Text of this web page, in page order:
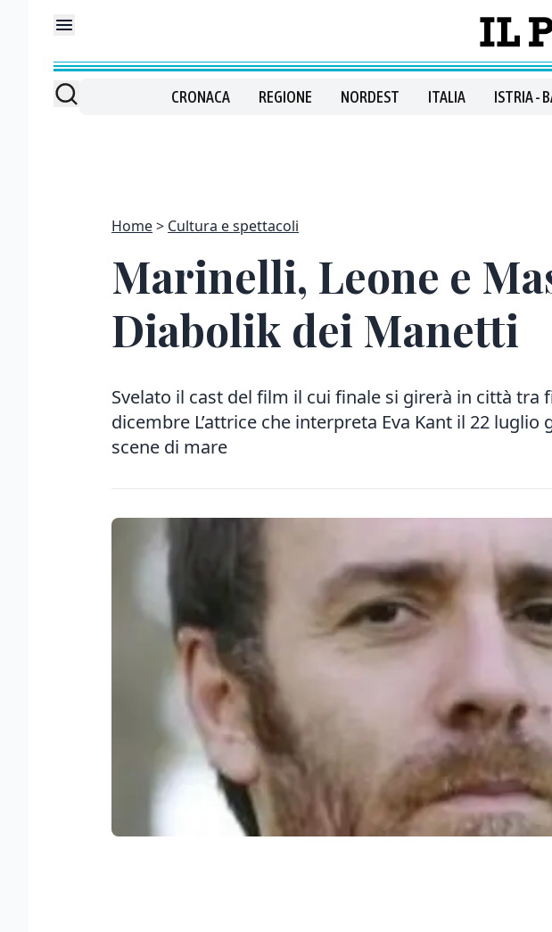
CRONACA REGIONE NORDEST ITALIA ISTRIA -
Home Cultura e spettacoli
Marinelli, Leone e
Diabolik dei Manetti
Svelato il cast del film il cui finale si girerà in città tra
dicembre L’attrice che interpreta Eva Kant il 22 luglio
scene di mare